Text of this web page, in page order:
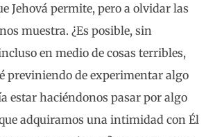
Jehová permite, pero a olvidar las
muestra. ¿Es posible, sin
en medio de cosas terribles,
previniendo de experimentar algo
estar haciéndonos pasar por algo
adquiramos una intimidad con Él